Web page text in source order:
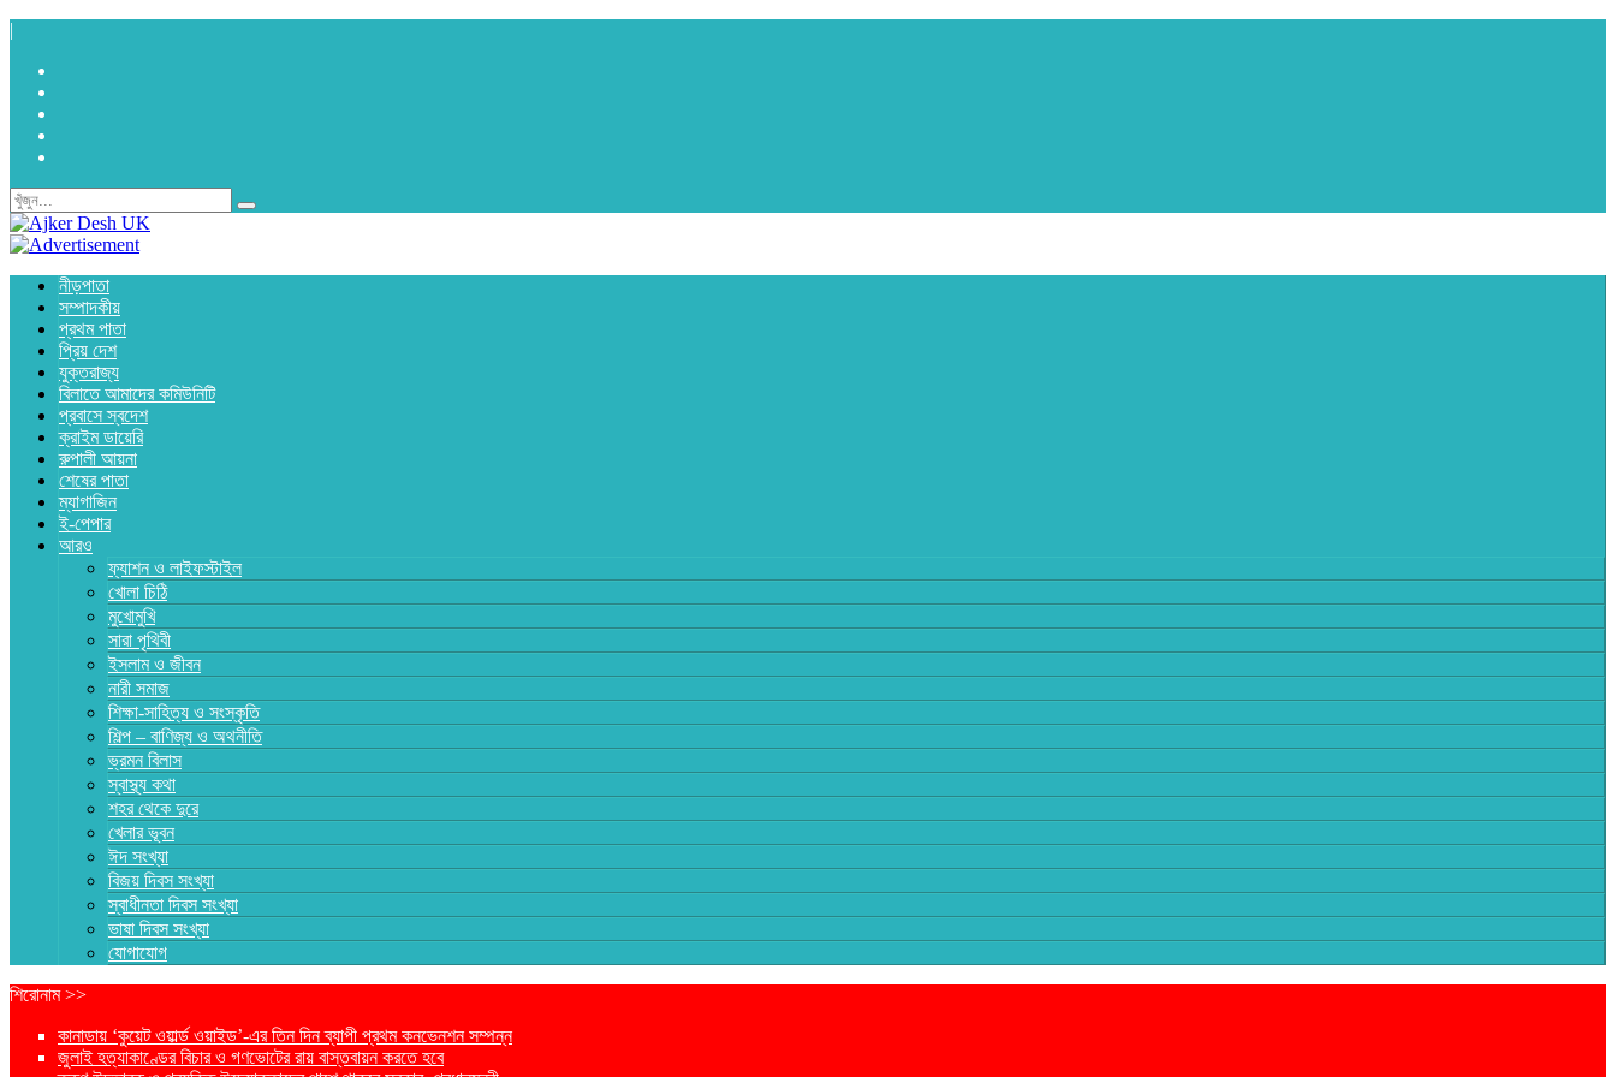
|
নীড়পাতা
সম্পাদকীয়
প্রথম পাতা
প্রিয় দেশ
যুক্তরাজ্য
বিলাতে আমাদের কমিউনিটি
প্রবাসে স্বদেশ
ক্রাইম ডায়েরি
রুপালী আয়না
শেষের পাতা
ম্যাগাজিন
ই-পেপার
আরও
ফ্যাশন ও লাইফস্টাইল
খোলা চিঠি
মুখোমুখি
সারা পৃথিবী
ইসলাম ও জীবন
নারী সমাজ
শিক্ষা-সাহিত্য ও সংস্কৃতি
শিল্প – বাণিজ্য ও অথনীতি
ভ্রমন বিলাস
স্বাস্থ্য কথা
শহর থেকে দুরে
খেলার ভূবন
ঈদ সংখ্যা
বিজয় দিবস সংখ্যা
স্বাধীনতা দিবস সংখ্যা
ভাষা দিবস সংখ্যা
যোগাযোগ
শিরোনাম >>
কানাডায় ‘কুয়েট ওয়ার্ল্ড ওয়াইড’-এর তিন দিন ব্যাপী প্রথম কনভেনশন সম্পন্ন
জুলাই হত্যাকাণ্ডের বিচার ও গণভোটের রায় বাস্তবায়ন করতে হবে